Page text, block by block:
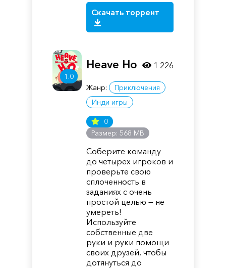
Скачать торрент
1.0
Heave Ho
Жанр:
Приключения
Инди игры
0
Размер: 568 MB
Соберите команду
до четырех игроков и
проверьте свою
сплоченность в
заданиях с очень
простой целью — не
умереть!
Используйте
собственные две
руки и руки помощи
своих друзей, чтобы
дотянуться до
1 226